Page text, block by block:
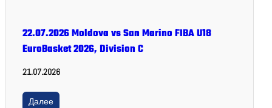
22.07.2026 Moldova vs San Marino FIBA U18
EuroBasket 2026, Division C
21.07.2026
Далее